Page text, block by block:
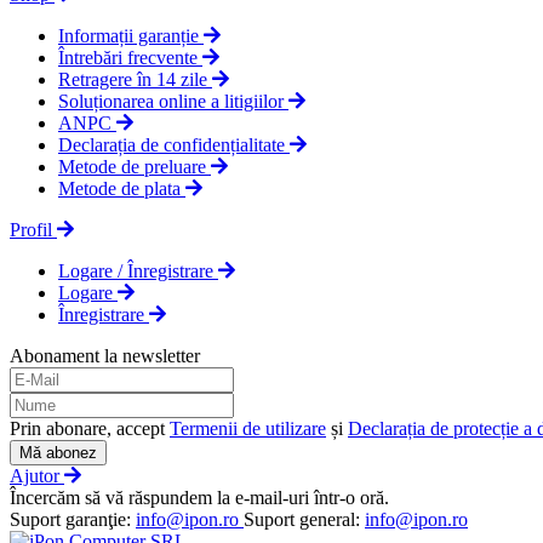
Informații garanție
Întrebări frecvente
Retragere în 14 zile
Soluționarea online a litigiilor
ANPC
Declarația de confidențialitate
Metode de preluare
Metode de plata
Profil
Logare / Înregistrare
Logare
Înregistrare
Abonament la newsletter
Prin abonare, accept Termenii de utilizare și Declarația de protecție a
Mă abonez
Ajutor
Încercăm să vă răspundem la e-mail-uri într-o oră.
Suport garanţie: info@ipon.ro Suport general: info@ipon.ro